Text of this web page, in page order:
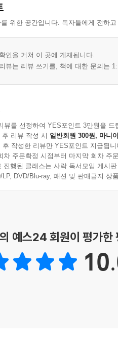
위한 공간입니다. 독자들에게 전하
인을 거쳐 이 곳에 게재됩니다.
뷰는 리뷰 쓰기를, 책에 대한 문의는
뷰를 선정하여 YES포인트 3만원을 드
리뷰 작성 시 일반회원 300원, 마니
후 작성한 리뷰만 YES포인트 지급됩니
차 주문확정 시점부터 마지막 회차 주
진행된 클래스는 사락 독서모임 게시
LP, DVD/Blu-ray, 패션 및 판매금지 상
예스24 회원이 평가한